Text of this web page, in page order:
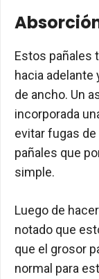
Estos pañales
hacia adelante
de ancho. Un
incorporada
evitar fugas
pañales que
simple.
Luego de
notado que
que el grosor
normal para